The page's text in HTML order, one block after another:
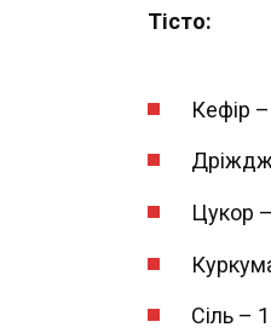
Тісто:
Кефір –
Цукор
Сіль –